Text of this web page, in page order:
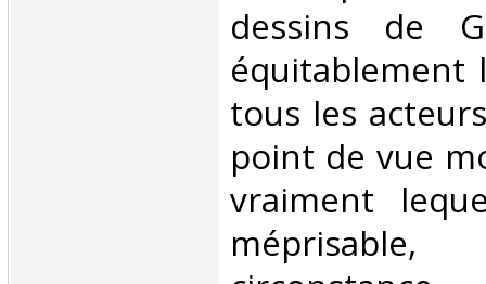
dessins de
équitablement
tous les
point de vue
vraiment